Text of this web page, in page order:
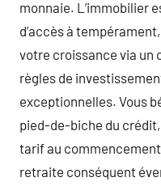
monnaie. L’immobilier
d’accès à
votre croissance via un
règles de
exceptionnelles. Vous
pied-de-biche du
tarif au
retraite conséquent